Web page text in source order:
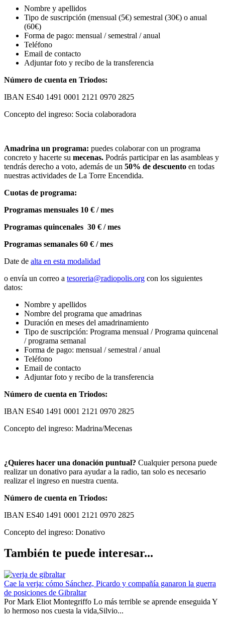
Nombre y apellidos
Tipo de suscripción (mensual (5€) semestral (30€) o anual
(60€)
Forma de pago: mensual / semestral / anual
Teléfono
Email de contacto
Adjuntar foto y recibo de la transferencia
Número de cuenta en Triodos:
IBAN ES40 1491 0001 2121 0970 2825
Concepto del ingreso: Socia colaboradora
Amadrina un programa: puedes colaborar con un programa
concreto y hacerte su mecenas. Podrás participar en las asambleas y
tendrás derecho a voto, además de un 50% de descuento en todas
nuestras actividades de La Torre Encendida.
Cuotas de programa:
Programas mensuales 10 € / mes
Programas quincenales 30 € / mes
Programas semanales 60 € / mes
Date de alta en esta modalidad
o envía un correo a tesoreria@radiopolis.org con los siguientes
datos:
Nombre y apellidos
Nombre del programa que amadrinas
Duración en meses del amadrinamiento
Tipo de suscripción: Programa mensual / Programa quincenal
/ programa semanal
Forma de pago: mensual / semestral / anual
Teléfono
Email de contacto
Adjuntar foto y recibo de la transferencia
Número de cuenta en Triodos:
IBAN ES40 1491 0001 2121 0970 2825
Concepto del ingreso: Madrina/Mecenas
¿Quieres hacer una donación puntual? Cualquier persona puede
realizar un donativo para ayudar a la radio, tan solo es necesario
realizar el ingreso en nuestra cuenta.
Número de cuenta en Triodos:
IBAN ES40 1491 0001 2121 0970 2825
Concepto del ingreso: Donativo
También te puede interesar...
Cae la verja: cómo Sánchez, Picardo y compañía ganaron la guerra
de posiciones de Gibraltar
Por Mark Eliot Montegriffo Lo más terrible se aprende enseguida Y
lo hermoso nos cuesta la vida,Silvio...